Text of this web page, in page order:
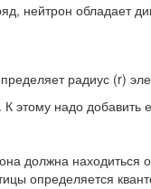
нейтрон обладает
радиус (r)
этому надо
должна находиться
определяется